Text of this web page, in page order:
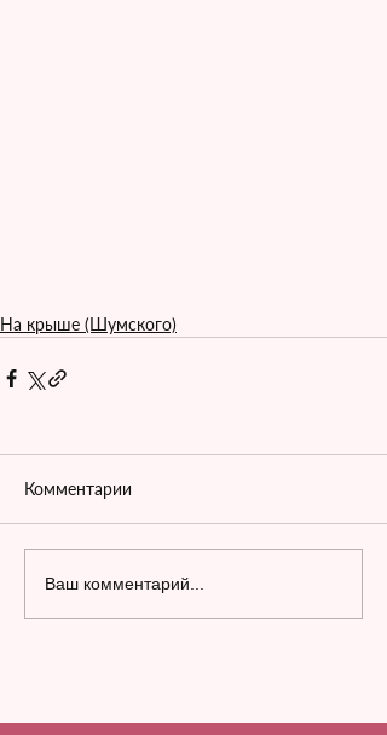
На крыше (Шумского)
Комментарии
Ваш комментарий...